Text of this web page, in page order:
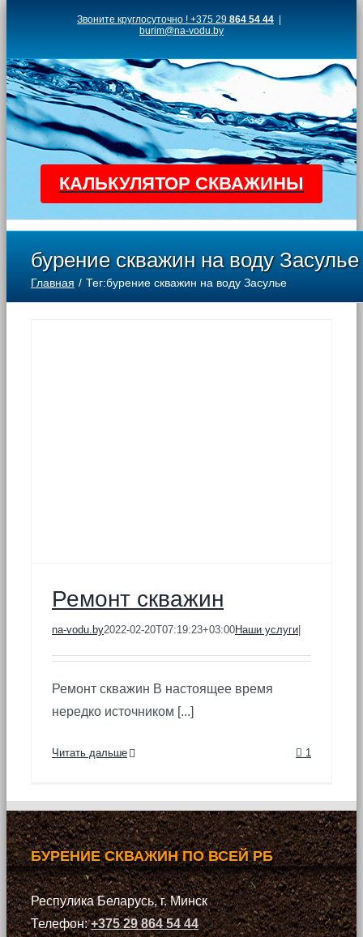
content
Звоните круглосуточно ! +375 29 864 54 44
burim@na-vodu.by
КАЛЬКУЛЯТОР СКВАЖИНЫ
бурение скважин на воду Засулье
Главная Тег:бурение скважин на воду Засулье
Ремонт скважин
na-vodu.by2022-02-20T07:19:23+03:00Наши услуги
Ремонт скважин В настоящее время
нередко источником [...]
Читать дальше 1
БУРЕНИЕ СКВАЖИН ПО ВСЕЙ РБ
Респулика Беларусь, г. Минск
Телефон:+375 29 864 54 44